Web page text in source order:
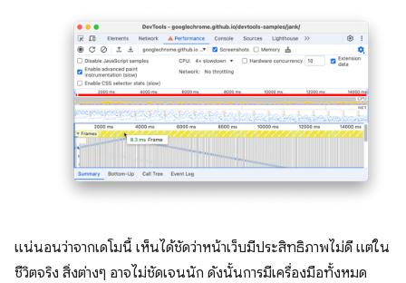
แน่นอนว่าจากเดโมนี้ เห็นได้ชัดว่าหน้าเว็บมีประสิทธิภาพไม่ดี แต่ใน
ชีวิตจริง สิ่งต่างๆ อาจไม่ชัดเจนนัก ดังนั้นการมีเครื่องมือทั้งหมด